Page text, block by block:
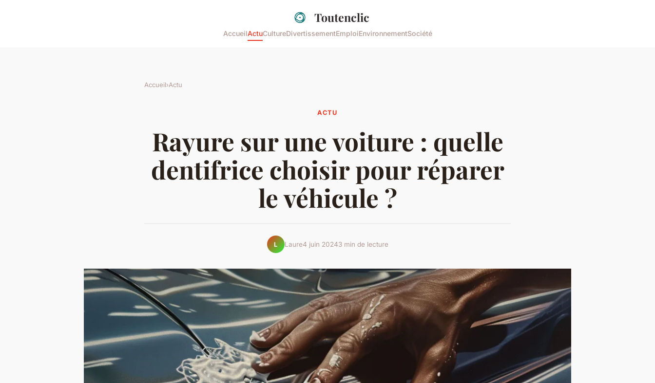
Toutenclic
AccueilActuCultureDivertissementEmploiEnvironnementSociété
Accueil›Actu
ACTU
Rayure sur une voiture : quelle
dentifrice choisir pour réparer
le véhicule ?
L Laure4 juin 20243 min de lecture